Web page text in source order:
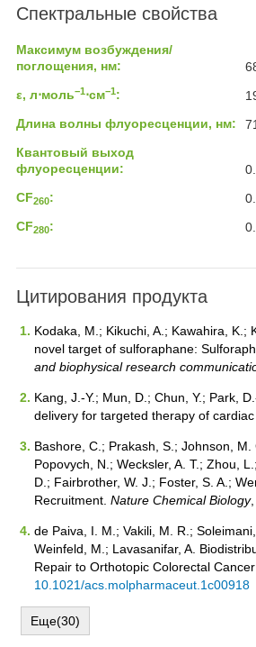
Спектральные свойства
Максимум возбуждения/
поглощения, нм:
ε, л⋅моль−1⋅см−1:
Длина волны флуоресценции, нм:
Квантовый выход
флуоресценции:
CF260:
CF280:
Цитирования продукта
Kodaka, M.; Kikuchi, A.; Kawahira, K.;
novel target of sulforaphane:
and biophysical research
Kang, J.‐Y.; Mun, D.; Chun, Y.; Park,
delivery for targeted therapy of cardiac
Bashore, C.; Prakash, S.; Johnson,
Popovych, N.; Wecksler, A. T.; Zhou,
D.; Fairbrother, W. J.; Foster, S. A.;
Recruitment. Nature Chemical Biology,
de Paiva, I. M.; Vakili, M. R.;
Weinfeld, M.; Lavasanifar, A.
Repair to Orthotopic Colorectal
10.1021/acs.molpharmaceut.1c00918
Еще(30)